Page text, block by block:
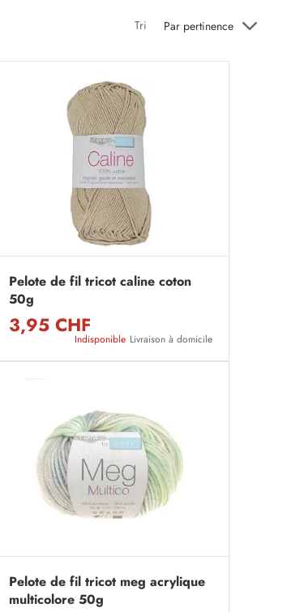
Tri Par pertinence
Pelote de fil tricot caline coton
50g
3,95 CHF
Indisponible Livraison à domicile
Pelote de fil tricot meg acrylique
multicolore 50g